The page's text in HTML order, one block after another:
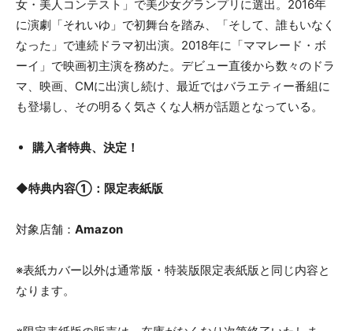
女・美人コンテスト」で美少女グランプリに選出。2016年
に演劇「それいゆ」で初舞台を踏み、「そして、誰もいなく
なった」で連続ドラマ初出演。2018年に「ママレード・ボ
ーイ」で映画初主演を務めた。デビュー直後から数々のドラ
マ、映画、CMに出演し続け、最近ではバラエティー番組に
も登場し、その明るく気さくな人柄が話題となっている。
購入者特典、決定！
◆特典内容①：限定表紙版
対象店舗： Amazon
※表紙カバー以外は通常版・特装版限定表紙版と同じ内容と
なります。